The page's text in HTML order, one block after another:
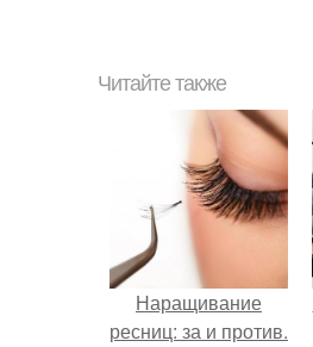
Читайте также
Наращивание
ресниц: за и против.